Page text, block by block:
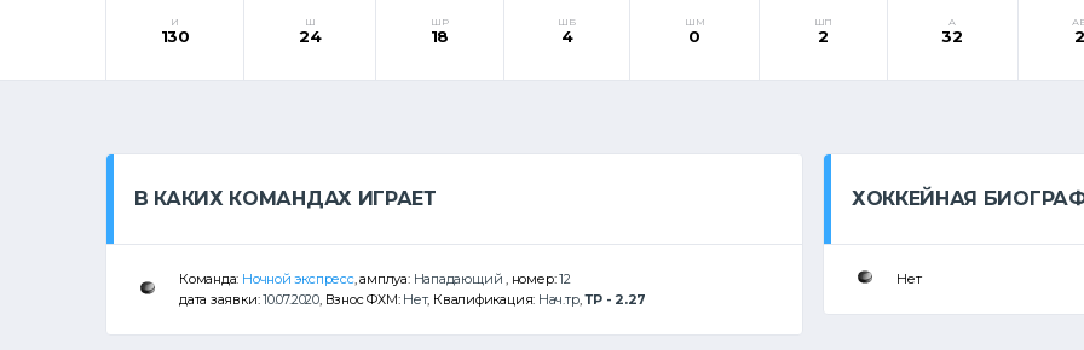
И
130
Ш
24
ШР
18
ШБ
4
ШМ
0
ШП
2
А
32 2
В КАКИХ КОМАНДАХ ИГРАЕТ
Команда: Ночной экспресс, амплуа: Нападающий , номер:12
дата заявки:10.07.2020, Взнос ФХМ: Нет, Квалификация: Нач.тр,ТР - 2.27
ХОККЕЙНАЯ
Нет